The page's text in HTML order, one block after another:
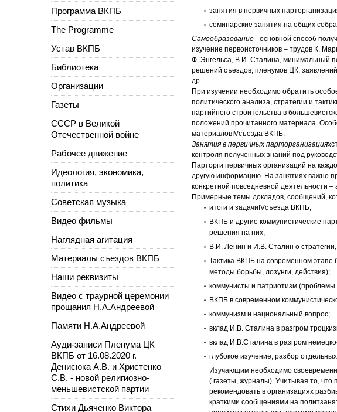
занятия в первичных
семинарские занятия на общих
Самообразование –основной способ
изучение первоисточников – трудов К.
Ф. Энгельса, В.И. Сталина, минимальный
решений съездов, пленумов ЦК,
др.
При изучении необходимо обратить
политического анализа, стратегии и
партийного строительства в
положений прочитанного материала.
материаловIVсъезда ВКПБ.
Занятия в первичных парторганизациях
контроля полученных знаний под
Парторги первичных организаций на
другую информацию. На занятиях важно
конкретной повседневной деятельности –
Примерные темы докладов, сообщений,
итоги и задачиIVсъезда ВКПБ;
ВКПБ и другие коммунистические
решения на них;
В.И. Ленин и И.В. Сталин о
Тактика ВКПБ на современном этапе
методы борьбы, лозунги, действия);
коммунисты и патриотизм
ВКПБ в современном
коммунизм и национальный вопрос;
вклад И.В. Сталина в разгром
вклад И.В.Сталина в разгром
глубокое изучение, разбор
Изучающим необходимо
( газеты, журналы). Учитывая то,
рекомендовать в организациях
краткими сообщениями на
Программа ВКПБ
The Programme
Устав ВКПБ
Библиотека
Организации
Газеты
СССР в Великой
Отечественной войне
Рабочее движение
Идеология, экономика,
политика
Советская музыка
Видео фильмы
Наглядная агитация
Материалы съездов ВКПБ
Наши реквизиты
Видео с траурной церемонии
прощания Н.А.Андреевой
Памяти Н.А.Андреевой
Ауди-записи Пленума ЦК
ВКПБ от 16.08.2020 г.
Денисюка А.В. и Христенко
С.В. - новой религиозно-
меньшевистской партии
Стихи Дьяченко Виктора